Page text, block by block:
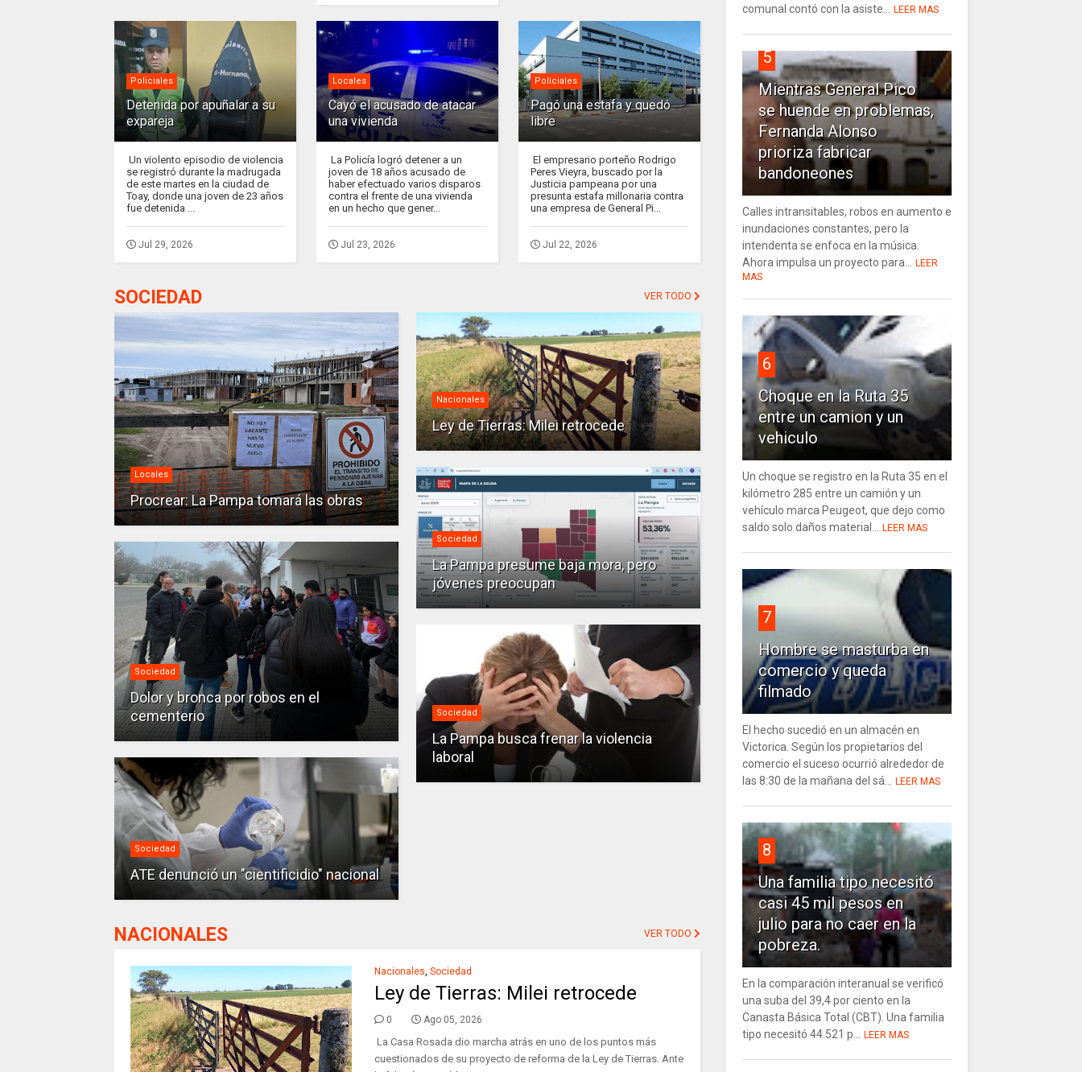
Policiales
Detenida por apuñalar a su
expareja
Un violento episodio de violencia
se registró durante la madrugada
de este martes en la ciudad de
Toay, donde una joven de 23 años
fue detenida ...
Jul 29, 2026
Locales
Cayó el acusado de atacar
una vivienda
La Policía logró detener a un
joven de 18 años acusado de
haber efectuado varios disparos
contra el frente de una vivienda
en un hecho que gener...
Jul 23, 2026
Policiales
Pagó una estafa y quedó
libre
El empresario porteño Rodrigo
Peres Vieyra, buscado por la
Justicia pampeana por una
presunta estafa millonaria contra
una empresa de General Pi...
Jul 22, 2026
SOCIEDAD VER TODO
Locales
Procrear: La Pampa tomará las obras
Sociedad
Dolor y bronca por robos en el
cementerio
Sociedad
ATE denunció un "cientificidio" nacional
Nacionales
Ley de Tierras: Milei retrocede
Sociedad
La Pampa presume baja mora, pero
jóvenes preocupan
Sociedad
La Pampa busca frenar la violencia
laboral
NACIONALES VER TODO
Nacionales Sociedad
Ley de Tierras: Milei retrocede
0 Ago 05, 2026
La Casa Rosada dio marcha atrás en uno de los puntos más
cuestionados de su proyecto de reforma de la Ley de Tierras. Ante
comunal contó con la asiste... LEER MAS
5
Mientras General Pico
se huende en problemas,
Fernanda Alonso
prioriza fabricar
bandoneones
Calles intransitables, robos en aumento e
inundaciones constantes, pero la
intendenta se enfoca en la música.
Ahora impulsa un proyecto para... LEER
MAS
6
Choque en la Ruta 35
entre un camion y un
vehiculo
Un choque se registro en la Ruta 35 en el
kilómetro 285 entre un camión y un
vehículo marca Peugeot, que dejo como
saldo solo daños material... LEER MAS
7
Hombre se masturba en
comercio y queda
filmado
El hecho sucedió en un almacén en
Victorica. Según los propietarios del
comercio el suceso ocurrió alrededor de
las 8:30 de la mañana del sá... LEER MAS
8
Una familia tipo necesitó
casi 45 mil pesos en
julio para no caer en la
pobreza.
En la comparación interanual se verificó
una suba del 39,4 por ciento en la
Canasta Básica Total (CBT). Una familia
tipo necesitó 44.521 p... LEER MAS